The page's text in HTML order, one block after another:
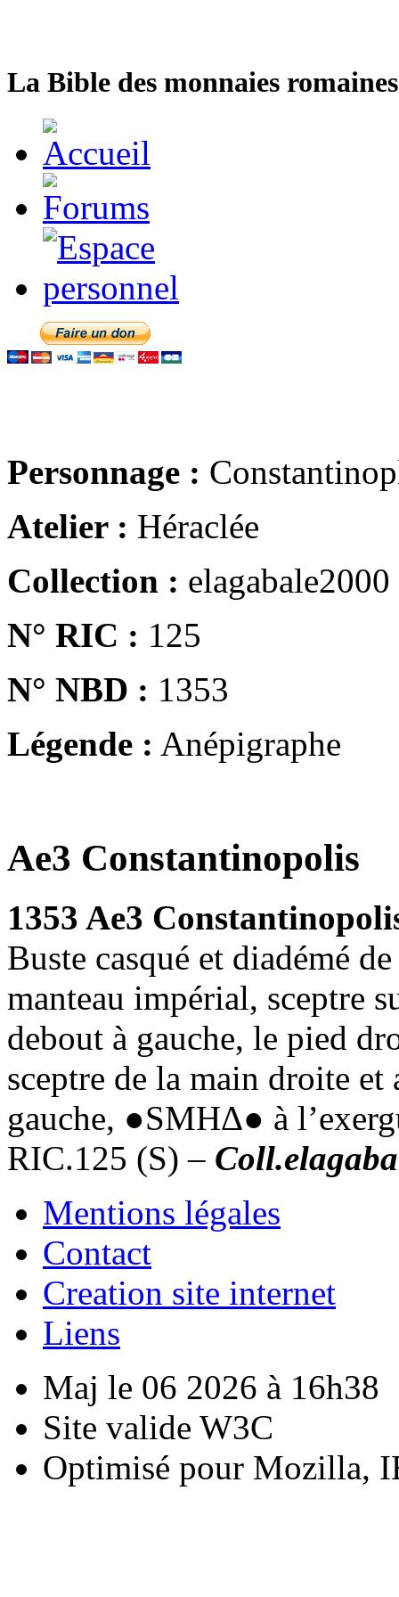
La Bible des monnaies
Personnage :
Atelier : Héraclée
Collection : elagabale2000
N° RIC : 125
N° NBD : 1353
Légende : Anépigraphe
Ae3 Constantinopolis
1353 Ae3
Buste casqué et diadémé
manteau impérial, sceptre
debout à gauche, le pied
sceptre de la main droite
gauche, ●SMHΔ● à
RIC.125 (S) –
Mentions légales
Contact
Creation site internet
Liens
Maj le 06 2026 à 16h38
Site valide W3C
Optimisé pour Mozilla,